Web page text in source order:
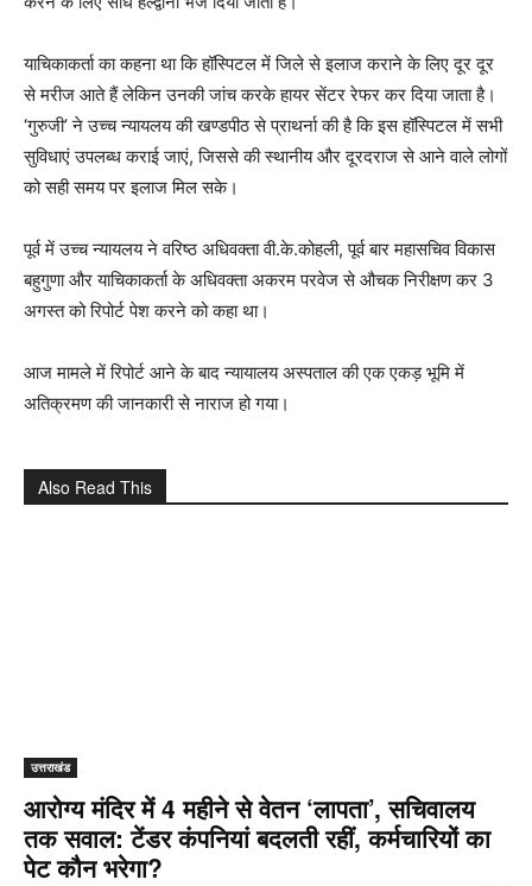
याचिकाकर्ता का कहना था कि हॉस्पिटल में जिले से इलाज कराने के लिए दूर दूर
से मरीज आते हैं लेकिन उनकी जांच करके हायर सेंटर रेफर कर दिया जाता है।
‘गुरुजी’ ने उच्च न्यायलय की खण्डपीठ से प्राथर्ना की है कि इस हॉस्पिटल में सभी
सुविधाएं उपलब्ध कराई जाएं, जिससे की स्थानीय और दूरदराज से आने वाले लोगों
को सही समय पर इलाज मिल सके।
पूर्व में उच्च न्यायलय ने वरिष्ठ अधिवक्ता वी.के.कोहली, पूर्व बार महासचिव विकास
बहुगुणा और याचिकाकर्ता के अधिवक्ता अकरम परवेज से औचक निरीक्षण कर 3
अगस्त को रिपोर्ट पेश करने को कहा था।
आज मामले मेंरिपोर्ट आने के बाद न्यायालय अस्पताल की एक एकड़ भूमि में
अतिक्रमण की जानकारी से नाराज हो गया।
Also Read This
उत्तराखंड
आरोग्य मंदिर में 4 महीने से वेतन ‘लापता’, सचिवालय
तक सवाल: टेंडर कंपनियां बदलती रहीं, कर्मचारियों का
पेट कौन भरेगा?